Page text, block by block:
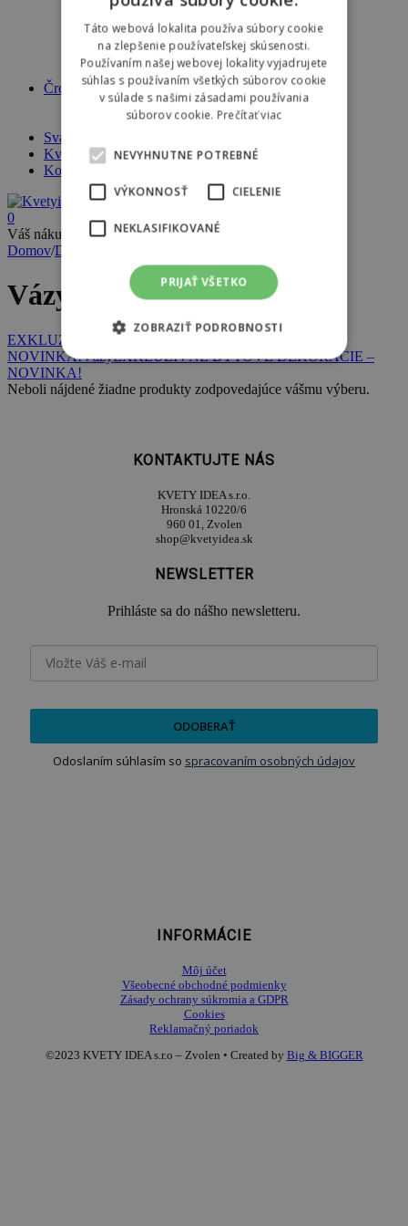
Vázy
Svietniky
Črepníky
Lampáše a lucerny
Vence
Črepníkové kvety
Orchidey
Črepníkové kvety
Svadba
Kvetinárstvo
Kontakt
0
Váš nákupný košík je prázdny
Domov/Dekorácie a doplnky
Vázy
EXKLUZÍVNE BYTOVÉ DEKORÁCIE -
NOVINKA!VázyEXKLUZÍVNE BYTOVÉ DEKORÁCIE –
NOVINKA!
Neboli nájdené žiadne produkty zodpovedajúce vášmu výberu.
KONTAKTUJTE NÁS
KVETY IDEA s.r.o.
Hronská 10220/6
960 01, Zvolen
shop@kvetyidea.sk
NEWSLETTER
Prihláste sa do nášho newsletteru.
ODOBERAŤ
Odoslaním súhlasím so spracovaním osobných údajov
INFORMÁCIE
Môj účet
Všeobecné obchodné podmienky
Zásady ochrany súkromia a GDPR
Cookies
Reklamačný poriadok
©2023 KVETY IDEA s.r.o – Zvolen • Created by Big & BIGGER
Táto webová lokalita používa súbory cookie
na zlepšenie používateľskej skúsenosti.
Používaním našej webovej lokality vyjadrujete
súhlas s používaním všetkých súborov cookie
v súlade s našimi zásadami používania
súborov cookie. Prečítať viac
NEVYHNUTNE POTREBNÉ
VÝKONNOSŤ CIELENIE
NEKLASIFIKOVANÉ
PRIJAŤ VŠETKO
ZOBRAZIŤ PODROBNOSTI